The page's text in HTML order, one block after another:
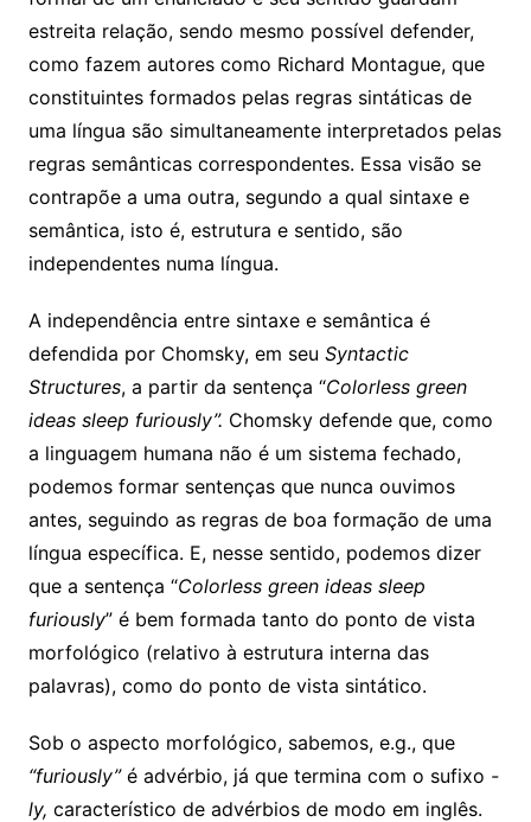
estreita relação, sendo mesmo possível defender,
como fazem autores como Richard Montague, que
constituintes formados pelas regras sintáticas de
uma língua são simultaneamente interpretados pelas
regras semânticas correspondentes. Essa visão se
contrapõe a uma outra, segundo a qual sintaxe e
semântica, isto é, estrutura e sentido, são
independentes numa língua.
A independência entre sintaxe e semântica é
defendida por Chomsky, em seu Syntactic
Structures, a partir da sentença “Colorless green
ideas sleep furiously”. Chomsky defende que, como
a linguagem humana não é um sistema fechado,
podemos formar sentenças que nunca ouvimos
antes, seguindo as regras de boa formação de uma
língua específica. E, nesse sentido, podemos dizer
que a sentença “Colorless green ideas sleep
furiously” é bem formada tanto do ponto de vista
morfológico (relativo à estrutura interna das
palavras), como do ponto de vista sintático.
Sob o aspecto morfológico, sabemos, e.g., que
“furiously”é advérbio, já que termina com o sufixo -
ly, característico de advérbios de modo em inglês.